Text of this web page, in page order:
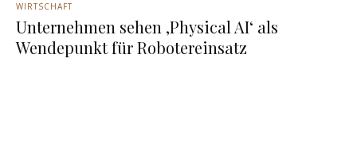
WIRTSCHAFT
Unternehmen sehen ‚Physical AI‘ als
Wendepunkt für Robotereinsatz